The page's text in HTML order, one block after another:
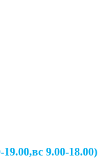
9.00-18.00)